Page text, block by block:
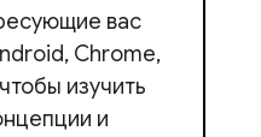
вас
Chrome,
изучить
и